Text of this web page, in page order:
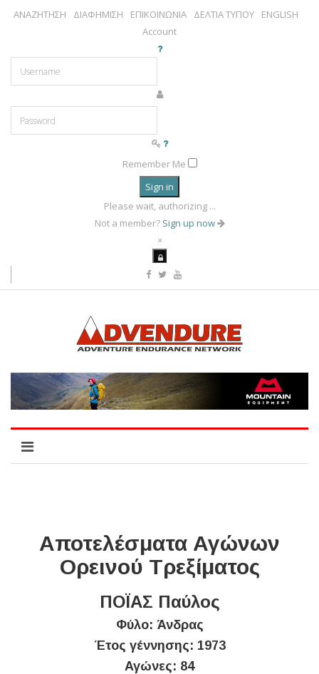
ΑΝΑΖΗΤΗΣΗ ΔΙΑΦΗΜΙΣΗ ΕΠΙΚΟΙΝΩΝΙΑ ΔΕΛΤΙΑ ΤΥΠΟΥ
ENGLISH
Account
Remember Me
Sign in
Please wait, authorizing ...
Not a member? Sign up now
×
Αποτελέσματα Αγώνων
Ορεινού Τρεξίματος
ΠΟΪΑΣ Παύλος
Φύλο: Άνδρας
Έτος γέννησης: 1973
Αγώνες: 84